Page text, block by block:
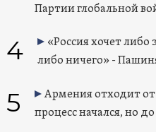
Партии глобальной
4
«Россия хочет
либо ничего» -
5
Армения отходит
процесс начался, но